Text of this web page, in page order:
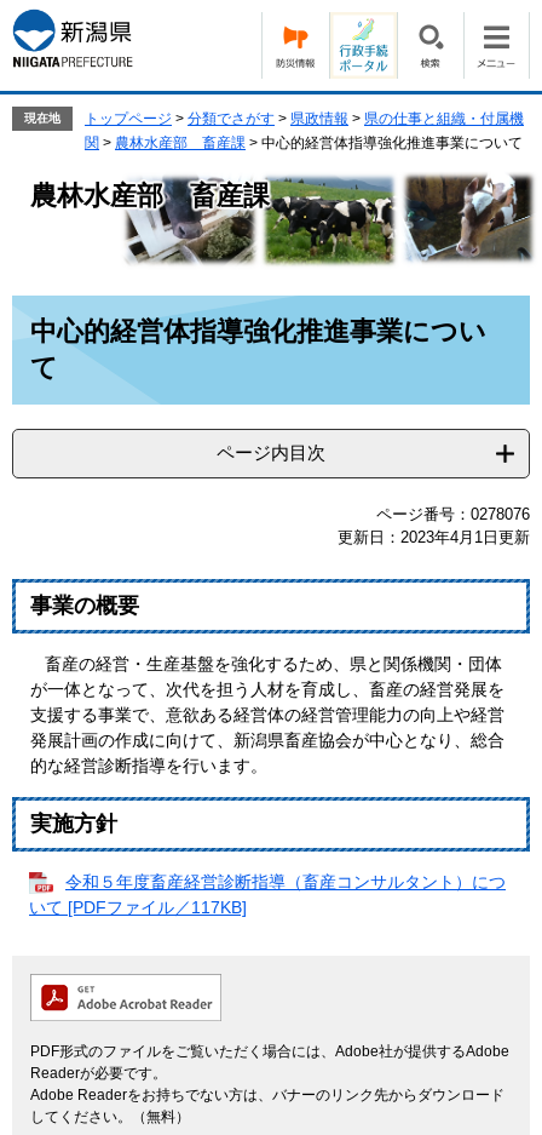
ー
ジ
の
ニ
ュ
ー
へ
現在地 トップページ > 分類でさがす > 県政情報 > 県の仕事と組織・付属機
関 > 農林水産部 畜産課 > 中心的経営体指導強化推進事業について
農林水産部 畜産課
中心的経営体指導強化推進事業につい
て
ページ内目次
ページ番号：0278076
更新日：2023年4月1日更新
事業の概要
畜産の経営・生産基盤を強化するため、県と関係機関・団体
が一体となって、次代を担う人材を育成し、畜産の経営発展を
支援する事業で、意欲ある経営体の経営管理能力の向上や経営
発展計画の作成に向けて、新潟県畜産協会が中心となり、総合
的な経営診断指導を行います。
実施方針
令和５年度畜産経営診断指導（畜産コンサルタント）につ
いて [PDFファイル／117KB]
PDF形式のファイルをご覧いただく場合には、Adobe社が提供するAdobe
Readerが必要です。
Adobe Readerをお持ちでない方は、バナーのリンク先からダウンロード
してください。（無料）